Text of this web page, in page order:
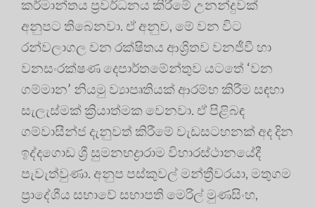
කර්මාන්තය ප්‍රවර්ධනය කිරීමේ උනන්දුවක්
අනුපට තිබෙනවා. ඒ අනුව, මේ වන විට
රන්වලාගල වන රක්ෂිතය ආශ්‍රිතව වනජීවී හා
වනසංරක්ෂණ දෙපාර්තමේන්තුව යටතේ ‘වන
ගම්මාන’ නියමු ව්‍යාපෘතියක් ආරම්භ කිරීම සඳහා
සැලැස්මක් ක්‍රියාත්මක වෙනවා. ඒ පිළිබඳ
ගම්වාසීන්ජ දැනුවත් කිරීමේ වැඩසටහනක් අද දින
ඉද්දගොඩ ශ්‍රී සුමනභද්‍රාරාම විහාරස්ථානයේදී
පැවැත්වුණා. අනුප පස්කුවල් මන්ත්‍රීවරයා, මතුගම
ප්‍රාදේශීය සභාවේ සභාපති මෙරිල් මුණසිංහ,